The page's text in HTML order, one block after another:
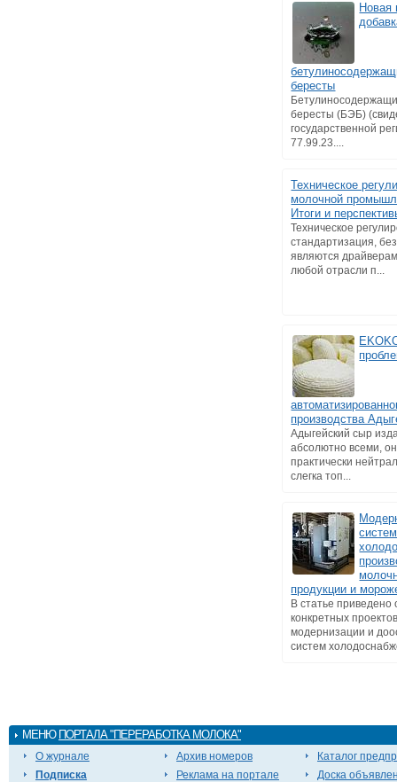
Новая
бересты
бересты (БЭБ)
государственной
77.99.23....
Техническое
молочной
Итоги и
Техническое
стандартизация,
являются
любой отрасли п...
производства
Адыгейский сыр
абсолютно всеми,
практически
слегка топ...
систем
продукции и
В статье приведено
конкретных
модернизации и
систем
МЕНЮ ПОРТАЛА "ПЕРЕРАБОТКА МОЛОКА"
О журнале
Подписка
Архив номеров
Реклама на портале
Каталог
Доска